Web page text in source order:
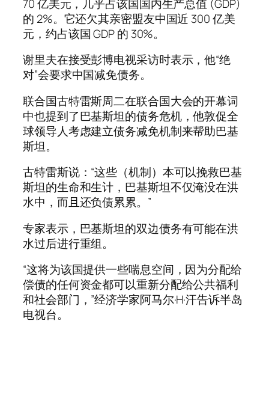
70 亿美元，几乎占该国国内生产总值 (GDP)
的 2%。它还欠其亲密盟友中国近 300 亿美
元，约占该国 GDP 的 30%。
谢里夫在接受彭博电视采访时表示，他“绝
对”会要求中国减免债务。
联合国古特雷斯周二在联合国大会的开幕词
中也提到了巴基斯坦的债务危机，他敦促全
球领导人考虑建立债务减免机制来帮助巴基
斯坦。
古特雷斯说：“这些（机制）本可以挽救巴基
斯坦的生命和生计，巴基斯坦不仅淹没在洪
水中，而且还负债累累。”
专家表示，巴基斯坦的双边债务有可能在洪
水过后进行重组。
“这将为该国提供一些喘息空间，因为分配给
偿债的任何资金都可以重新分配给公共福利
和社会部门，”经济学家阿马尔·H·汗告诉半岛
电视台。